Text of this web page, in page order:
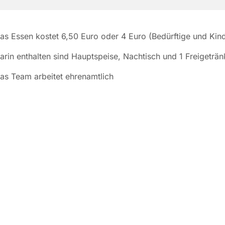
Essen kostet 6,50 Euro oder 4 Euro (Bedürftige und
enthalten sind Hauptspeise, Nachtisch und 1
Team arbeitet ehrenamtlich